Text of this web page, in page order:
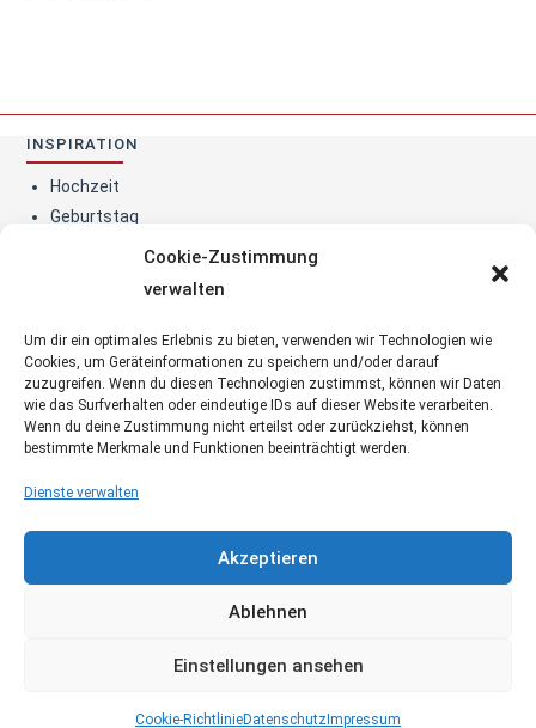
Cookie-Zustimmung
verwalten
Um dir ein optimales Erlebnis zu bieten, verwenden wir Technologien wie
Cookies, um Geräteinformationen zu speichern und/oder darauf
zuzugreifen. Wenn du diesen Technologien zustimmst, können wir Daten
wie das Surfverhalten oder eindeutige IDs auf dieser Website verarbeiten.
Wenn du deine Zustimmung nicht erteilst oder zurückziehst, können
bestimmte Merkmale und Funktionen beeinträchtigt werden.
Dienste verwalten
Akzeptieren
Ablehnen
Einstellungen ansehen
Cookie-RichtlinieDatenschutz Impressum
INSPIRATION
Hochzeit
Geburtstag
Betriebsfest
Licht
Musik
Bühne
KONTAKT
46514 Schermbeck
Cookie-Richtlinie (EU)